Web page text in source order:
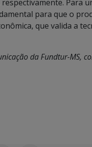
Para
para que o
que valida a
da Fundtur-MS,